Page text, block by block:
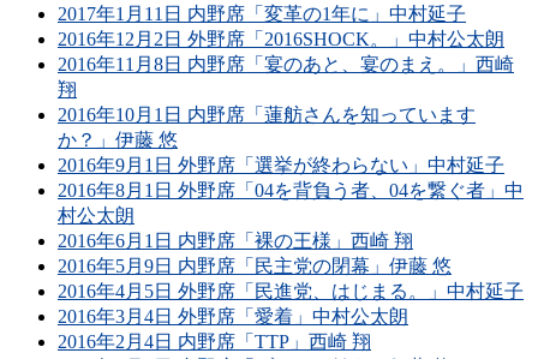
2017年1月11日 内野席「変革の1年に」中村延子
2016年12月2日 外野席「2016SHOCK。」中村公太朗
2016年11月8日 内野席「宴のあと、宴のまえ。」西崎
翔
2016年10月1日 内野席「蓮舫さんを知っています
か？」伊藤 悠
2016年9月1日 外野席「選挙が終わらない」中村延子
2016年8月1日 外野席「04を背負う者、04を繋ぐ者」中
村公太朗
2016年6月1日 内野席「裸の王様」西崎 翔
2016年5月9日 内野席「民主党の閉幕」伊藤 悠
2016年4月5日 外野席「民進党、はじまる。」中村延子
2016年3月4日 外野席「愛着」中村公太朗
2016年2月4日 内野席「TTP」西崎 翔